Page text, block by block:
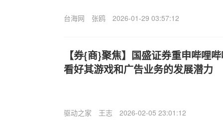
台海网 张鸥 2026-01-29 03:57:12
【券{商}聚焦】国盛证券重申哔哩
看好其游戏和广告业务的发展潜力
驱动之家 王志 2026-02-05 23:01:12